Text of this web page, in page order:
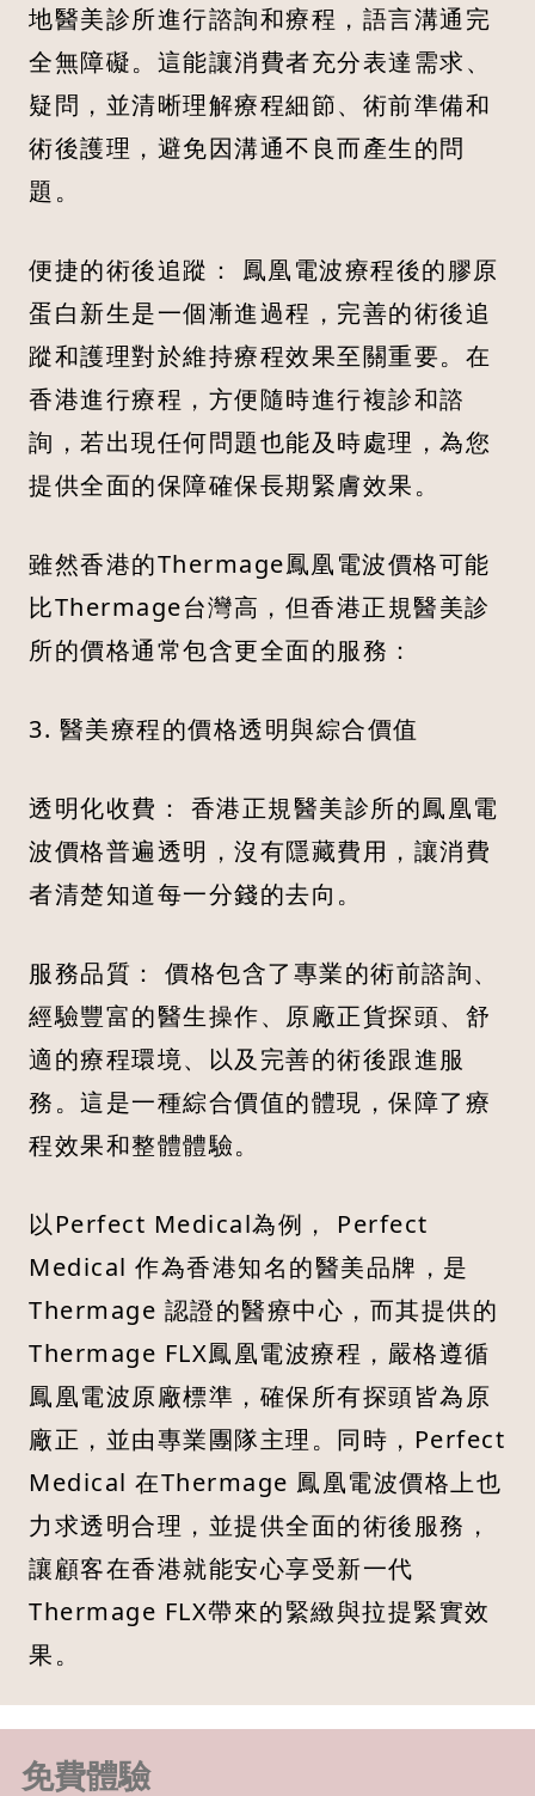
地醫美診所進行諮詢和療程，語言溝通完
全無障礙。這能讓消費者充分表達需求、
疑問，並清晰理解療程細節、術前準備和
術後護理，避免因溝通不良而產生的問
題。
便捷的術後追蹤： 鳳凰電波療程後的膠原
蛋白新生是一個漸進過程，完善的術後追
蹤和護理對於維持療程效果至關重要。在
香港進行療程，方便隨時進行複診和諮
詢，若出現任何問題也能及時處理，為您
提供全面的保障確保長期緊膚效果。
雖然香港的Thermage鳳凰電波價格可能
比Thermage台灣高，但香港正規醫美診
所的價格通常包含更全面的服務：
3. 醫美療程的價格透明與綜合價值
透明化收費： 香港正規醫美診所的鳳凰電
波價格普遍透明，沒有隱藏費用，讓消費
者清楚知道每一分錢的去向。
服務品質： 價格包含了專業的術前諮詢、
經驗豐富的醫生操作、原廠正貨探頭、舒
適的療程環境、以及完善的術後跟進服
務。這是一種綜合價值的體現，保障了療
程效果和整體體驗。
以Perfect Medical為例， Perfect
Medical 作為香港知名的醫美品牌，是
Thermage 認證的醫療中心，而其提供的
Thermage FLX鳳凰電波療程，嚴格遵循
鳳凰電波原廠標準，確保所有探頭皆為原
廠正，並由專業團隊主理。同時，Perfect
Medical 在Thermage 鳳凰電波價格上也
力求透明合理，並提供全面的術後服務，
讓顧客在香港就能安心享受新一代
Thermage FLX帶來的緊緻與拉提緊實效
果。
免費體驗